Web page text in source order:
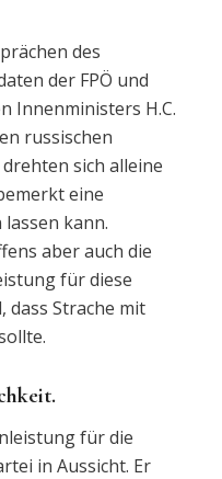
des
der FPÖ und
Innenministers H.C.
russischen
sich alleine
eine
kann.
aber auch die
für diese
dass Strache mit
für die
in Aussicht. Er